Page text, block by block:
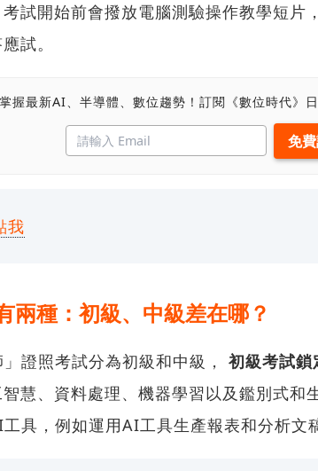
試開始前會撥放電腦測驗操作教學短片
試。
掌握最新AI、半導體、數位趨勢！訂閱《數位時代》
我
兩種：初級、中級差在哪？
」證照考試分為初級和中級， 初級考試鎖
慧、資料處理、機器學習以及鑑別式和
具，例如運用AI工具生產報表和分析文